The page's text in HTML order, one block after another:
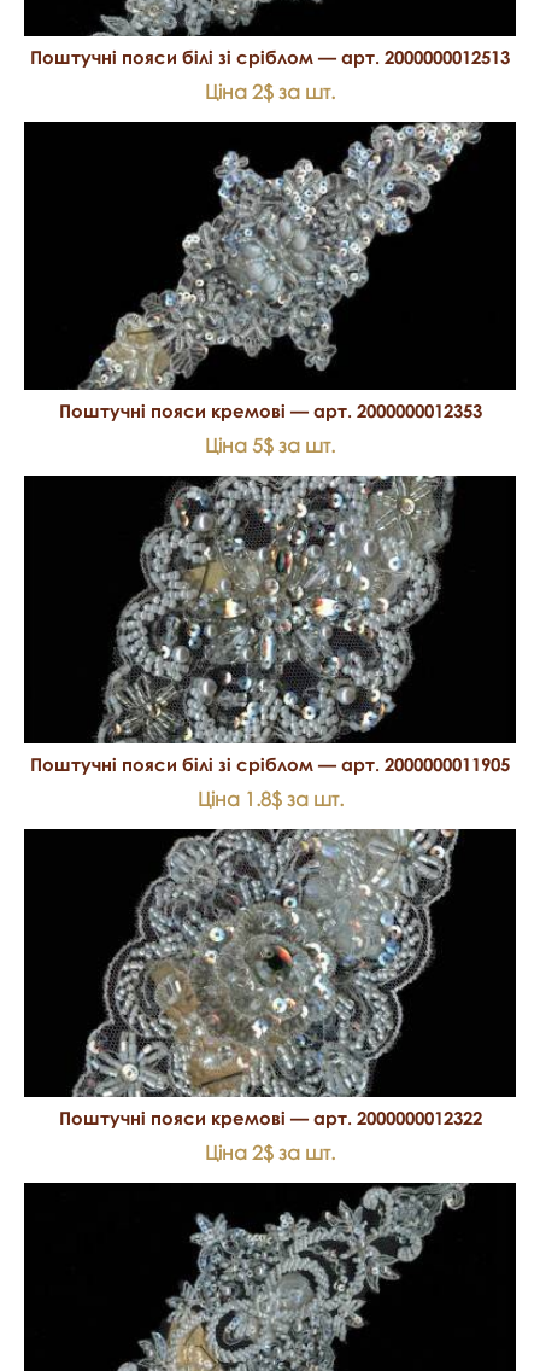
Поштучні пояси білі зі сріблом — арт. 2000000012513
Ціна 2$ за шт.
Поштучні пояси кремові — арт. 2000000012353
Ціна 5$ за шт.
Поштучні пояси білі зі сріблом — арт. 2000000011905
Ціна 1.8$ за шт.
Поштучні пояси кремові — арт. 2000000012322
Ціна 2$ за шт.